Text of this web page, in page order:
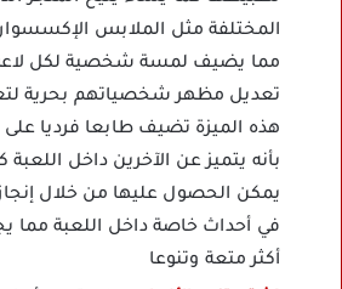
المختلفة مثل الملابس
مما يضيف لمسة شخصية لكل
تعديل مظهر شخصياتهم بحرية
هذه الميزة تضيف طابعا فرديا
بأنه يتميز عن الآخرين داخل
يمكن الحصول عليها من خلال
في أحداث خاصة داخل اللعبة مما
أكثر متعة وتنوعا